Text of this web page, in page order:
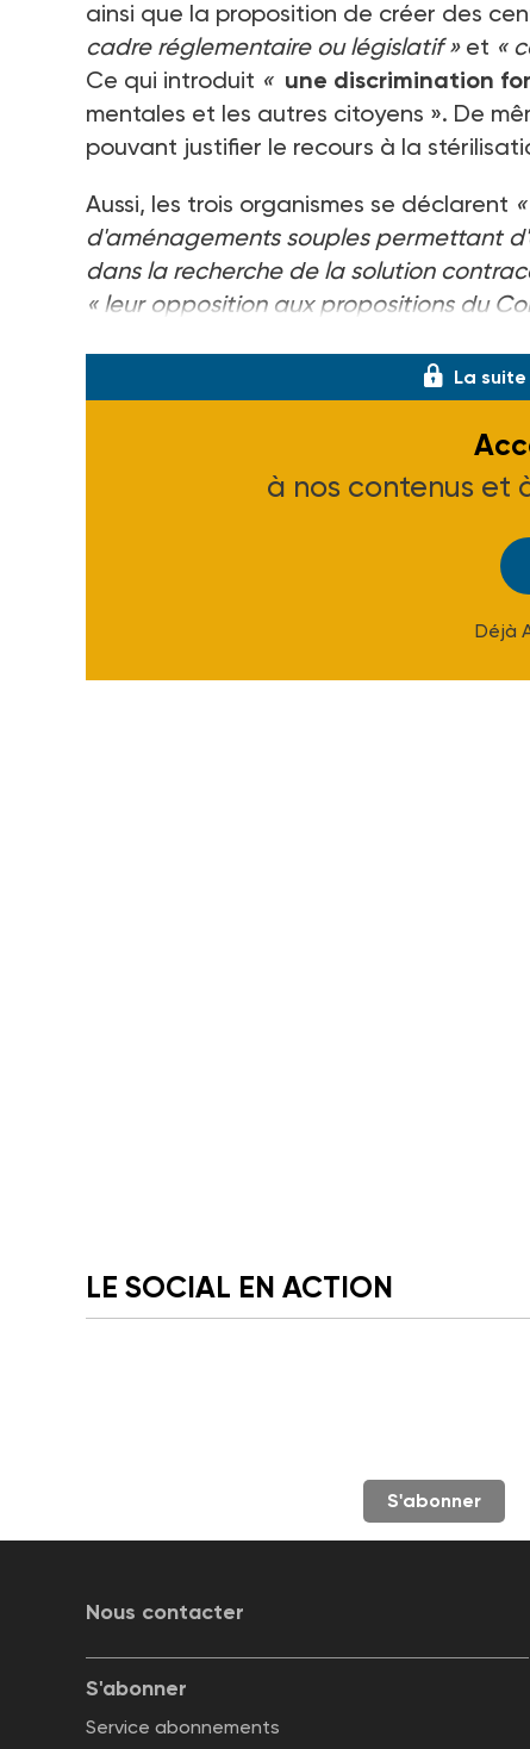
ainsi que la proposition de créer des
cadre réglementaire ou législatif »et «
Ce qui introduit « une discrimination
mentales et les autres citoyens ». De
pouvant justifier le recours à la
Aussi, les trois organismes se déclarent
d'aménagements souples permettant
dans la recherche de la solution
« leur opposition aux propositions du
La
à nos contenus et
Déjà
LE SOCIAL EN ACTION
S'abonner
Nous contacter
S'abonner
Service abonnements